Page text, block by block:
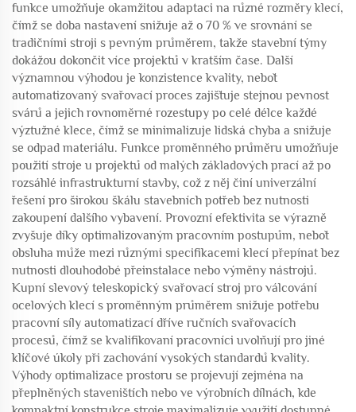
funkce umožňuje okamžitou adaptaci na různé rozměry klecí,
čímž se doba nastavení snižuje až o 70 % ve srovnání se
tradičními stroji s pevným průměrem, takže stavební týmy
dokážou dokončit více projektů v kratším čase. Další
významnou výhodou je konzistence kvality, neboť
automatizovaný svařovací proces zajišťuje stejnou pevnost
svárů a jejich rovnoměrné rozestupy po celé délce každé
výztužné klece, čímž se minimalizuje lidská chyba a snižuje
se odpad materiálu. Funkce proměnného průměru umožňuje
použití stroje u projektů od malých základových prací až po
rozsáhlé infrastrukturní stavby, což z něj činí univerzální
řešení pro širokou škálu stavebních potřeb bez nutnosti
zakoupení dalšího vybavení. Provozní efektivita se výrazně
zvyšuje díky optimalizovaným pracovním postupům, neboť
obsluha může mezi různými specifikacemi klecí přepínat bez
nutnosti dlouhodobé přeinstalace nebo výměny nástrojů.
Kupní slevový teleskopický svařovací stroj pro válcování
ocelových klecí s proměnným průměrem snižuje potřebu
pracovní síly automatizací dříve ručních svařovacích
procesů, čímž se kvalifikovaní pracovníci uvolňují pro jiné
klíčové úkoly při zachování vysokých standardů kvality.
Výhody optimalizace prostoru se projevují zejména na
přeplněných staveništích nebo ve výrobních dílnách, kde